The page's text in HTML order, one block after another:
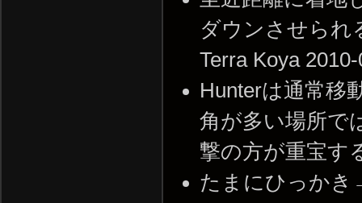
ダウンさせられ
Terra Koya
Hunterは通常移
角が多い場所で
撃の方が重宝す
たまにひっかき